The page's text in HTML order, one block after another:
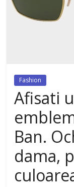
Fashion
Afisati
Ban.
dama,